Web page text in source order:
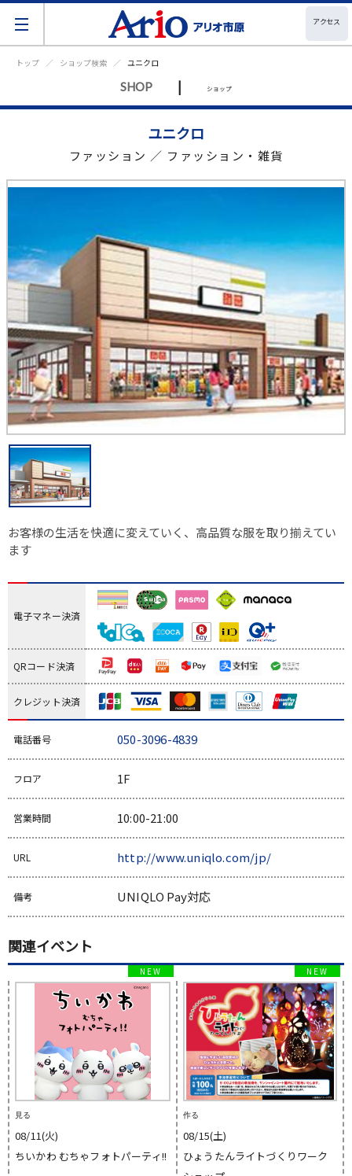
アクセス
トップ ショップ検索 ユニクロ
SHOP | ショップ
ユニクロ
ファッション ／ ファッション・雑貨
お客様の生活を快適に変えていく、高品質な服を取り揃えてい
ます
電子マネー決済
QRコード決済
クレジット決済
電話番号 050-3096-4839
フロア 1F
営業時間 10:00-21:00
URL http://www.uniqlo.com/jp/
備考 UNIQLO Pay対応
関連イベント
見る
08/11(火)
ちいかわ むちゃフォトパーティ!!
作る
08/15(土)
ひょうたんライトづくりワーク